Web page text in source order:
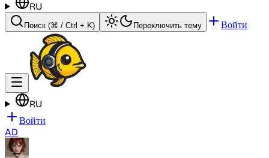
RU
Поиск (⌘ / Ctrl + K) Переключить тему Войти
RU
Войти
AD